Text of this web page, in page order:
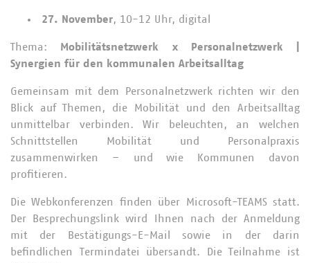
27. November, 10-12 Uhr, digital
Thema: Mobilitätsnetzwerk x Personalnetzwerk |
Synergien für den kommunalen Arbeitsalltag
Gemeinsam mit dem Personalnetzwerk richten wir den
Blick auf Themen, die Mobilität und den Arbeitsalltag
unmittelbar verbinden. Wir beleuchten, an welchen
Schnittstellen Mobilität und Personalpraxis
zusammenwirken – und wie Kommunen davon
profitieren.
Die Webkonferenzen finden über Microsoft-TEAMS statt.
Der Besprechungslink wird Ihnen nach der Anmeldung
mit der Bestätigungs-E-Mail sowie in der darin
befindlichen Termindatei übersandt. Die Teilnahme ist